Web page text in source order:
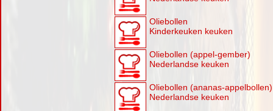
Oliebollen
Kinderkeuken keuken
Oliebollen (appel-gember)
Nederlandse keuken
Oliebollen (ananas-appelbollen)
Nederlandse keuken